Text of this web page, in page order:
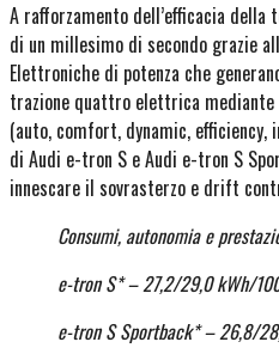
A rafforzamento dell’efficacia
di un millesimo di secondo grazie
Elettroniche di potenza che
trazione quattro elettrica
(auto, comfort, dynamic,
di Audi e-tron S e Audi e-tron S
innescare il sovrasterzo e drift
Consumi, autonomia e
e-tron S* – 27,2/29,0 kWh/
e-tron S Sportback* – 26,8/